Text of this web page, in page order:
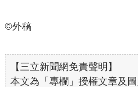
©外稿
【三立新聞網免責聲明】
本文為「專欄」授權文章及